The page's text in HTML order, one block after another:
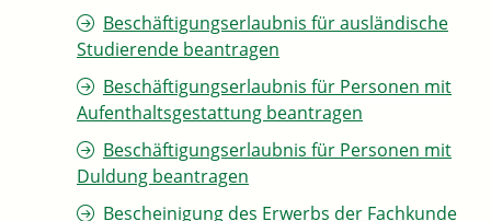
Beschäftigungserlaubnis für ausländische
Studierende beantragen
Beschäftigungserlaubnis für Personen mit
Aufenthaltsgestattung beantragen
Beschäftigungserlaubnis für Personen mit
Duldung beantragen
Bescheinigung des Erwerbs der Fachkunde